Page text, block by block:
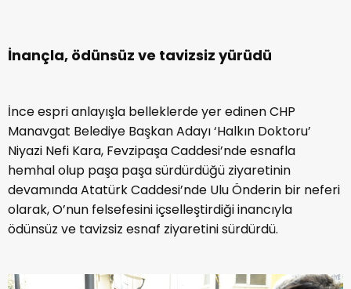
İnançla, ödünsüz ve tavizsiz yürüdü
İnce espri anlayışla belleklerde yer edinen CHP
Manavgat Belediye Başkan Adayı ‘Halkın Doktoru’
Niyazi Nefi Kara, Fevzipaşa Caddesi’nde esnafla
hemhal olup paşa paşa sürdürdüğü ziyaretinin
devamında Atatürk Caddesi’nde Ulu Önderin bir neferi
olarak, O’nun felsefesini içselleştirdiği inancıyla
ödünsüz ve tavizsiz esnaf ziyaretini sürdürdü.